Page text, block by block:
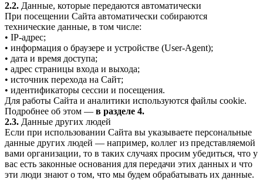
2.2. Данные, которые передаются автоматически
При посещении Сайта автоматически собираются
технические данные, в том числе:
• IP-адрес;
• информация о браузере и устройстве (User-Agent);
• дата и время доступа;
• адрес страницы входа и выхода;
• источник перехода на Сайт;
• идентификаторы сессии и посещения.
Для работы Сайта и аналитики используются файлы cookie.
Подробнее об этом — в разделе 4.
2.3. Данные других людей
Если при использовании Сайта вы указываете персональные
данные других людей — например, коллег из представляемой
вами организации, то в таких случаях просим убедиться, что у
вас есть законные основания для передачи этих данных и что
эти люди знают о том, что мы будем обрабатывать их данные.